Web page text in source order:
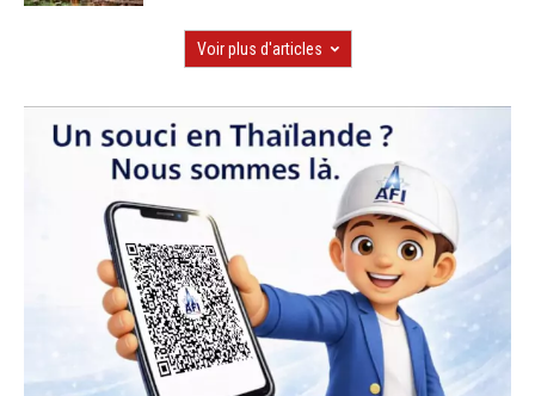
Voir plus d'articles